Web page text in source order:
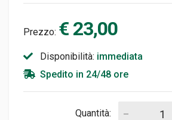
Prezzo: € 23,00
Disponibilità: immediata
Spedito in 24/48 ore
Quantità: